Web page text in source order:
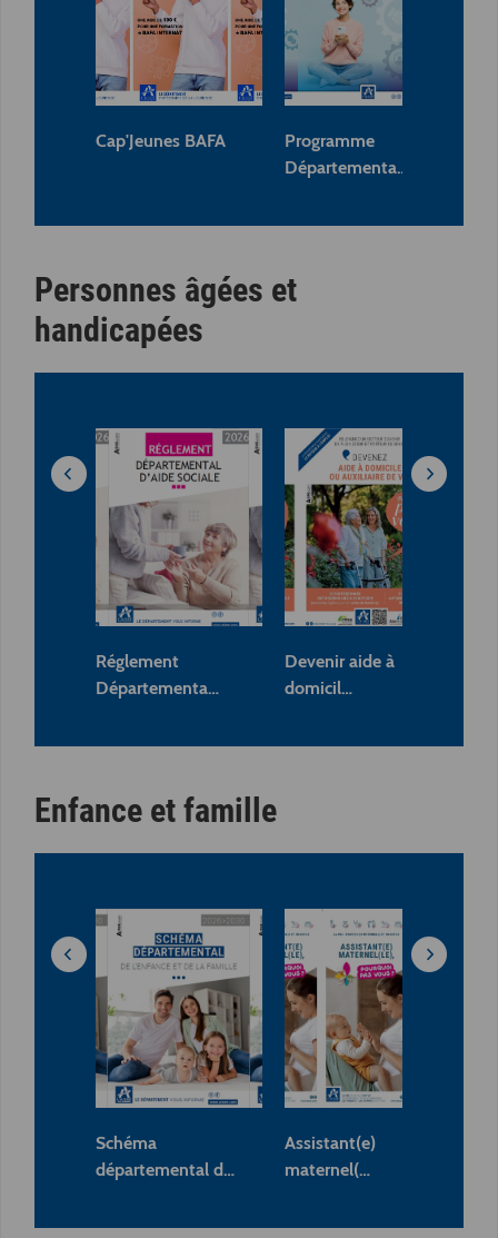
Cap'Jeunes BAFA
Programme
Départementa…
Personnes âgées et
handicapées
Réglement
Départementa…
Devenir aide à
domicil…
Enfance et famille
Schéma
départemental d…
Assistant(e)
maternel(…